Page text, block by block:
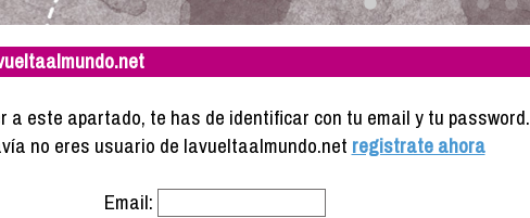
a este apartado, te has de identificar con tu email y tu password.
no eres usuario de lavueltaalmundo.net registrate ahora
Email: